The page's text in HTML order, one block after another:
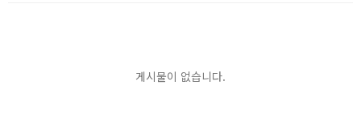
게시물이 없습니다.